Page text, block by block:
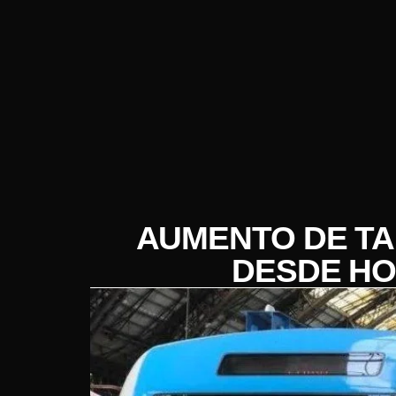
AUMENTO DE
DESDE